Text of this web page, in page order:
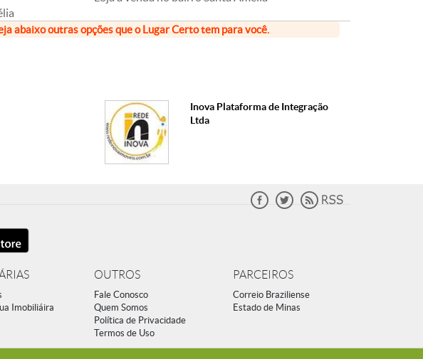
abaixo outras opções que o Lugar Certo tem para você.
Inova Plataforma de Integração
Ltda
Imobiliáira
OUTROS
Fale Conosco
Quem Somos
Política de Privacidade
Termos de Uso
PARCEIROS
Correio Braziliense
Estado de Minas